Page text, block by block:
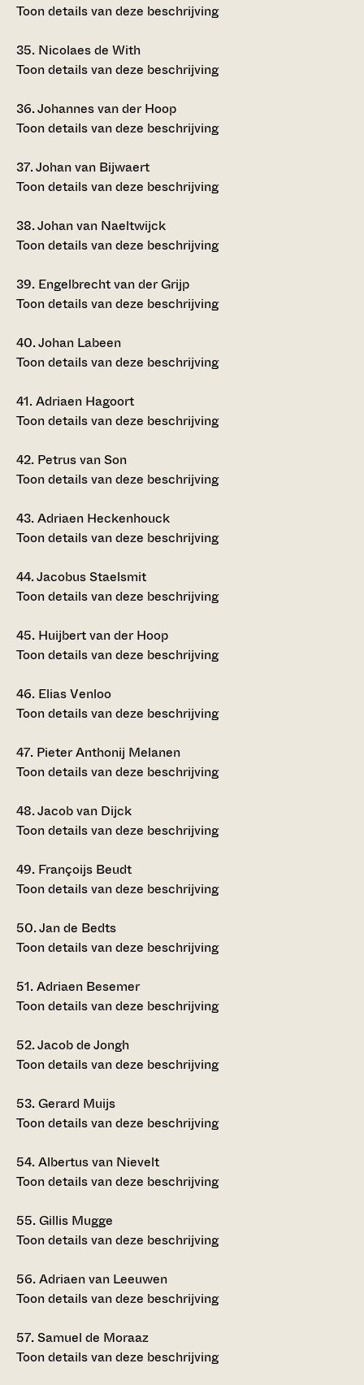
Toon details van deze beschrijving
35. Nicolaes de With
Toon details van deze beschrijving
36.Johannes van der Hoop
Toon details van deze beschrijving
37.Johan van Bijwaert
Toon details van deze beschrijving
38.Johan van Naeltwijck
Toon details van deze beschrijving
39. Engelbrecht van der Grijp
Toon details van deze beschrijving
40.Johan Labeen
Toon details van deze beschrijving
41.Adriaen Hagoort
Toon details van deze beschrijving
42. Petrus van Son
Toon details van deze beschrijving
43.Adriaen Heckenhouck
Toon details van deze beschrijving
44.Jacobus Staelsmit
Toon details van deze beschrijving
45. Huijbert van der Hoop
Toon details van deze beschrijving
46. Elias Venloo
Toon details van deze beschrijving
47. Pieter Anthonij Melanen
Toon details van deze beschrijving
48.Jacob van Dijck
Toon details van deze beschrijving
49. Françoijs Beudt
Toon details van deze beschrijving
50.Jan de Bedts
Toon details van deze beschrijving
51.Adriaen Besemer
Toon details van deze beschrijving
52.Jacob de Jongh
Toon details van deze beschrijving
53.Gerard Muijs
Toon details van deze beschrijving
54.Albertus van Nievelt
Toon details van deze beschrijving
55.Gillis Mugge
Toon details van deze beschrijving
56.Adriaen van Leeuwen
Toon details van deze beschrijving
57.Samuel de Moraaz
Toon details van deze beschrijving